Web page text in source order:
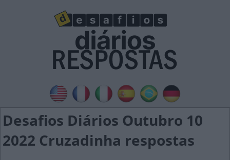
Desafios Diários Outubro 10
2022 Cruzadinha respostas